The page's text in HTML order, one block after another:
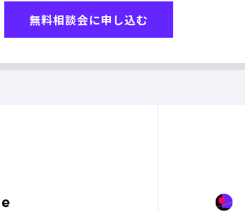
無料相談会に申し込む